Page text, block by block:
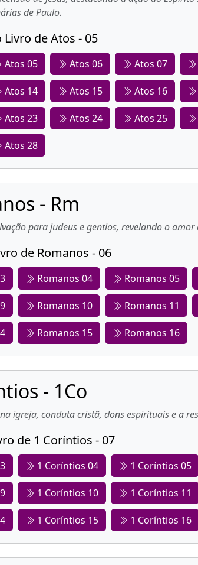
de Paulo.
de Atos - 05
Atos 05 Atos 06 Atos 07
Atos 14 Atos 15 Atos 16
Atos 23 Atos 24 Atos 25
Atos 28
- Rm
para judeus e gentios, revelando o amor
de Romanos - 06
Romanos 04 Romanos 05
Romanos 10 Romanos 11
Romanos 15 Romanos 16
- 1Co
igreja, conduta cristã, dons espirituais e a
de 1 Coríntios - 07
1 Coríntios 04 1 Coríntios 05
1 Coríntios 10 1 Coríntios 11
1 Coríntios 15 1 Coríntios 16